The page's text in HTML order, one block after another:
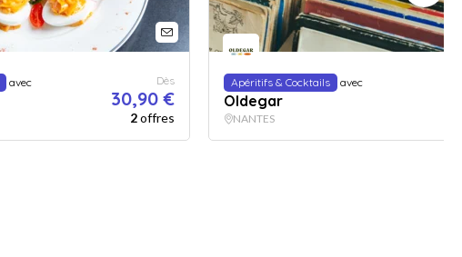
avec Dès
30,90 €
2offres
Apéritifs & Cocktails avec
Oldegar
NANTES